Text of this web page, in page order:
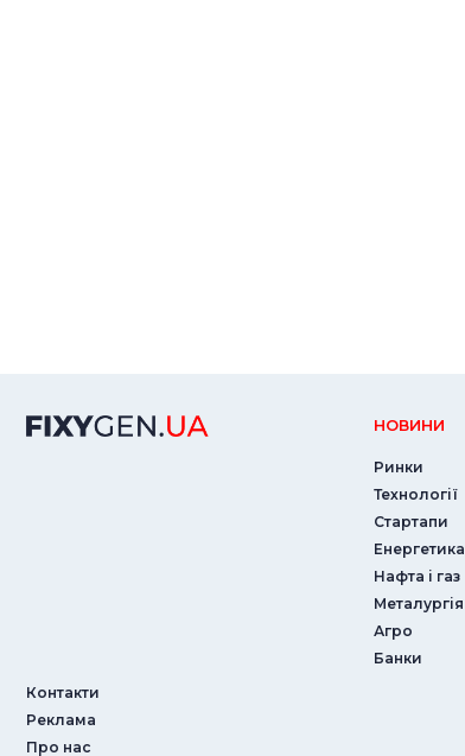
Контакти
Реклама
Про нас
НОВИНИ
Ринки
Технології
Стартапи
Енергетика
Нафта і газ
Металургія
Агро
Банки